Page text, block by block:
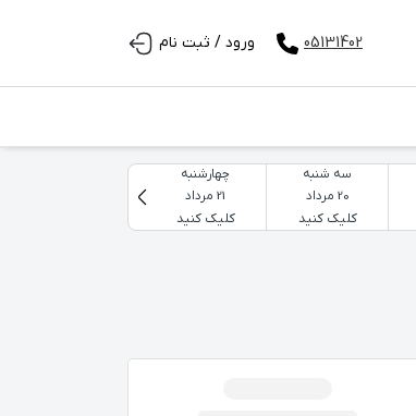
05131402 ورود / ثبت نام
سه شنبه
20 مرداد
کلیک کنید
چهارشنبه
21 مرداد
کلیک کنید